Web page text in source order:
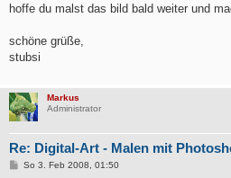
hoffe du malst das bild bald weiter und
schöne grüße,
stubsi
Markus
Administrator
Re: Digital-Art - Malen mit
BSo 3. Feb 2008, 01:50